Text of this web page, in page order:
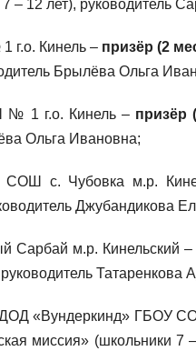
– 12 лет), руководитель
г.о. Кинель – призёр (2
Брылёва Ольга
№ 1 г.о. Кинель – призёр
Ольга Ивановна;
с. Чубовка м.р.
Джубандикова
м.р. Кинельский –
Татаренкова
«Вундеркинд» ГБОУ
миссия» (школьники 7